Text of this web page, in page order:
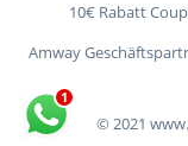
10€ Rabatt
Amway
© 2021